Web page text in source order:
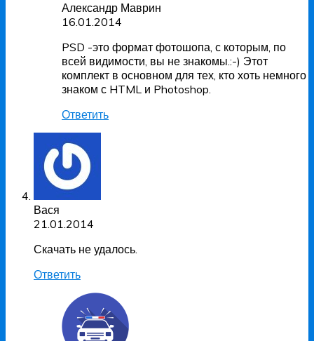
Александр Маврин
16.01.2014
PSD -это формат фотошопа, с которым, по
всей видимости, вы не знакомы.:-) Этот
комплект в основном для тех, кто хоть немного
знаком с HTML и Photoshop.
Ответить
Вася
21.01.2014
Скачать не удалось.
Ответить